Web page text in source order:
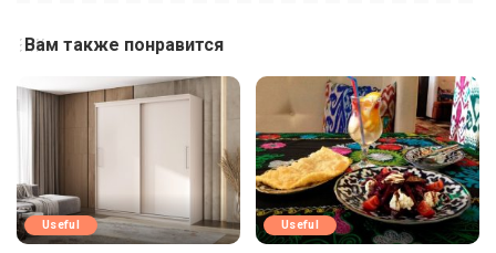
Вам также понравится
Useful Useful